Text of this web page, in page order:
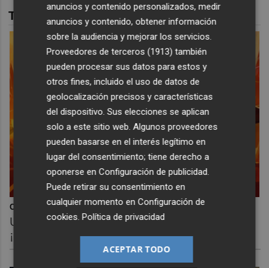
TAMBIÉN TE PUEDE INTERESAR
Corepunk MMORPG
Un verdadero MMORPG de la vieja escuela
¡Cómo los de antes, pero mejor!
anuncios y contenido personalizados, medir
anuncios y contenido, obtener información
sobre la audiencia y mejorar los servicios.
Proveedores de terceros (1913) también
pueden procesar sus datos para estos y
otros fines, incluido el uso de datos de
geolocalización precisos y características
del dispositivo. Sus elecciones se aplican
solo a este sitio web. Algunos proveedores
pueden basarse en el interés legítimo en
lugar del consentimiento; tiene derecho a
oponerse enConfiguración de publicidad
Puede retirar su consentimiento en
cualquier momento enConfiguración de
cookies .Política de privacidad
ACEPTAR TODO